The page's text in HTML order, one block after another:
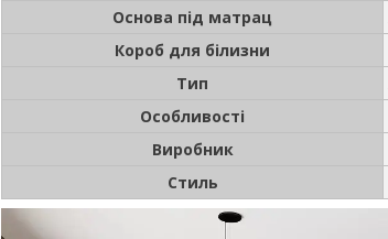
Основа під матрац
Короб для білизни
Тип
Особливості
Виробник
Стиль